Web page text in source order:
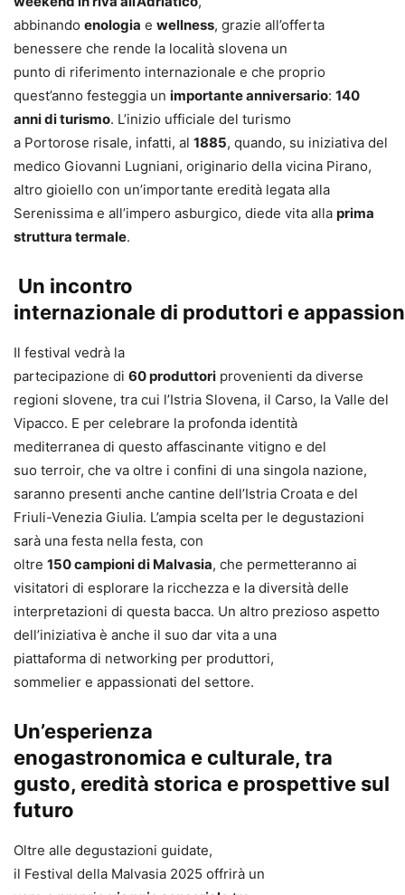
abbinando enologia e wellness, grazie all’offerta
benessere che rende la località slovena un
punto di riferimento internazionale e che proprio
quest’anno festeggia un importante anniversario: 140
anni di turismo. L’inizio ufficiale del turismo
a Portorose risale, infatti, al 1885, quando, su iniziativa del
medico Giovanni Lugniani, originario della vicina Pirano,
altro gioiello con un’importante eredità legata alla
Serenissima e all’impero asburgico, diede vita alla prima
struttura termale.
Un incontro
internazionale di produttori e
Il festival vedrà la
partecipazione di 60 produttori provenienti da diverse
regioni slovene, tra cui l’Istria Slovena, il Carso, la Valle del
Vipacco. E per celebrare la profonda identità
mediterranea di questo affascinante vitigno e del
suo terroir, che va oltre i confini di una singola nazione,
saranno presenti anche cantine dell’Istria Croata e del
Friuli-Venezia Giulia. L’ampia scelta per le degustazioni
sarà una festa nella festa, con
oltre 150campioni di Malvasia, che permetteranno ai
visitatori di esplorare la ricchezza e la diversità delle
interpretazioni di questa bacca. Un altro prezioso aspetto
dell’iniziativa è anche il suo dar vita a una
piattaforma di networking per produttori,
sommelier e appassionati del settore.
Un’esperienza
enogastronomica e culturale, tra
gusto, eredità storica e prospettive sul
futuro
Oltre alle degustazioni guidate,
il Festival della Malvasia 2025 offrirà un